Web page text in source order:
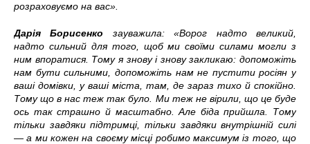
розраховуємо на вас».
Дарія Борисенко зауважила: «Ворог надто великий,
надто сильний для того, щоб ми своїми силами могли з
ним впоратися. Тому я знову і знову закликаю: допоможіть
нам бути сильними, допоможіть нам не пустити росіян у
ваші домівки, у ваші міста, там, де зараз тихо й спокійно.
Тому що в нас теж так було. Ми теж не вірили, що це буде
ось так страшно й масштабно. Але біда прийшла. Тому
тільки завдяки підтримці, тільки завдяки внутрішній силі
— а ми кожен на своєму місці робимо максимум із того, що